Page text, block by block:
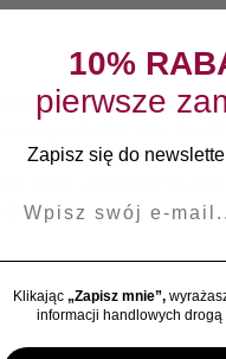
włosy, mieć
grzebień z serii
sprawdza się do
10%
pierwsze
Zapisz się do
Klikając „Zapisz mnie”,
informacji handlowych